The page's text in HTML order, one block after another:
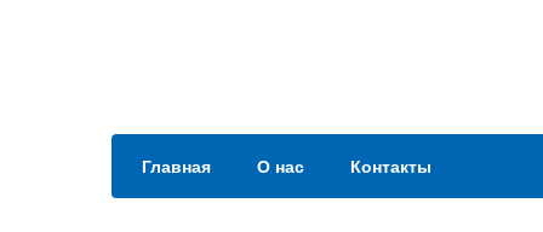
Главная О нас Контакты